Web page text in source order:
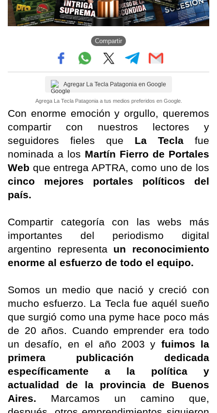
Compartir
Agregar La Tecla Patagonia en Google
Agrega La Tecla Patagonia a tus medios preferidos en Google.
Con enorme emoción y orgullo, queremos
compartir con nuestros lectores y
seguidores fieles que La Tecla fue
nominada a los Martín Fierro de Portales
Web que entrega APTRA, como uno de los
cinco mejores portales políticos del
país.
Compartir categoría con las webs más
importantes del periodismo digital
argentino representa un reconocimiento
enorme al esfuerzo de todo el equipo.
Somos un medio que nació y creció con
mucho esfuerzo. La Tecla fue aquél sueño
que surgió como una pyme hace poco más
de 20 años. Cuando emprender era todo
un desafío, en el año 2003 y fuimos la
primera publicación dedicada
específicamente a la política y
actualidad de la provincia de Buenos
Aires. Marcamos un camino que,